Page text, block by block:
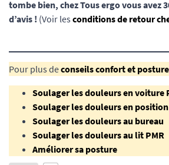
tombe bien, chez Tous ergo vous avez
d’avis ! (Voir les conditions de retour
Pour plus deconseils confort et posture
Soulager les douleurs en voiture
Soulager les douleurs en position
Soulager les douleurs au bureau
Soulager les douleurs au lit PMR
Améliorer sa posture